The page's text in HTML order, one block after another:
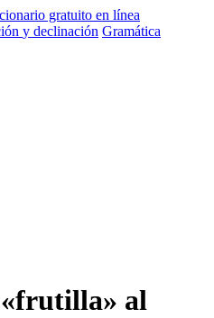
y declinación Gramática
al